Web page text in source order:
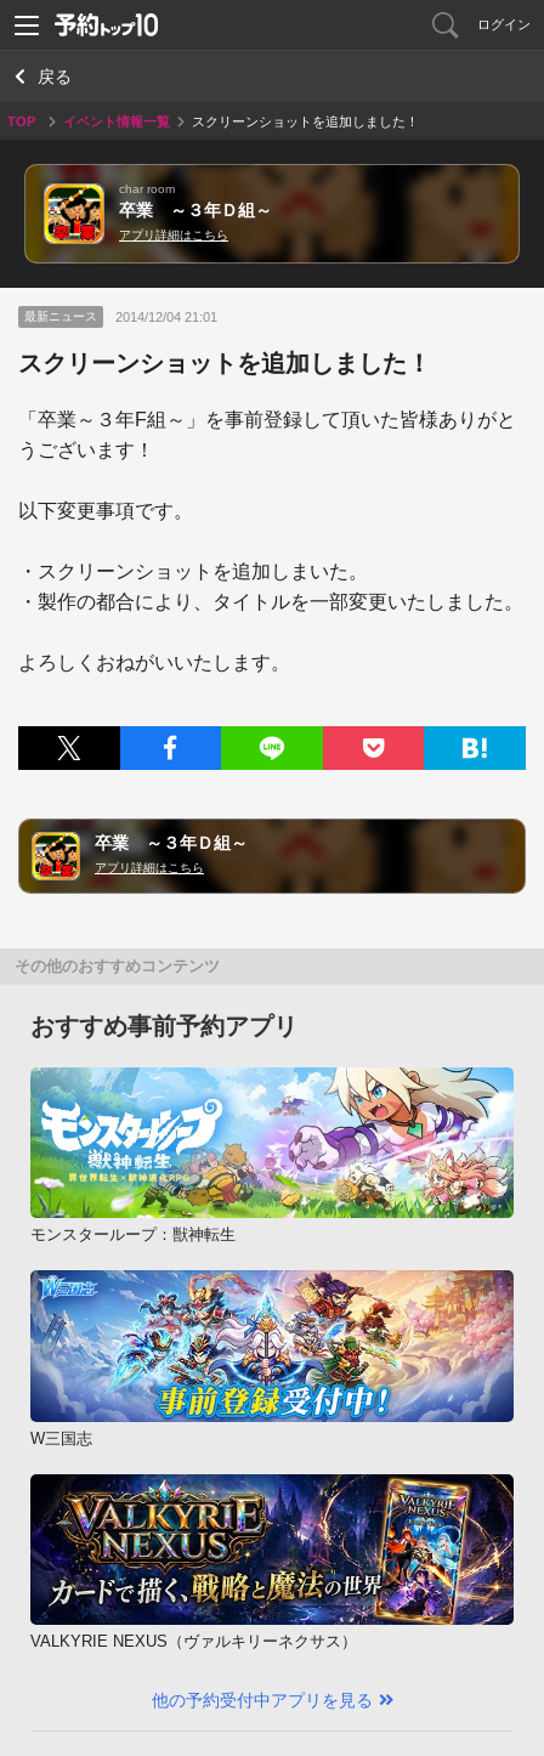
ログイン
戻る
TOP イベント情報一覧 スクリーンショットを追加しました！
char room
卒業 ～３年Ｄ組～
アプリ詳細はこちら
最新ニュース 2014/12/04 21:01
スクリーンショットを追加しました！
「卒業～３年F組～」を事前登録して頂いた皆様ありがと
うございます！
以下変更事項です。
・スクリーンショットを追加しまいた。
・製作の都合により、タイトルを一部変更いたしました。
よろしくおねがいいたします。
卒業 ～３年Ｄ組～
アプリ詳細はこちら
その他のおすすめコンテンツ
おすすめ事前予約アプリ
モンスターループ：獣神転生
W三国志
VALKYRIE NEXUS（ヴァルキリーネクサス）
他の予約受付中アプリを見る